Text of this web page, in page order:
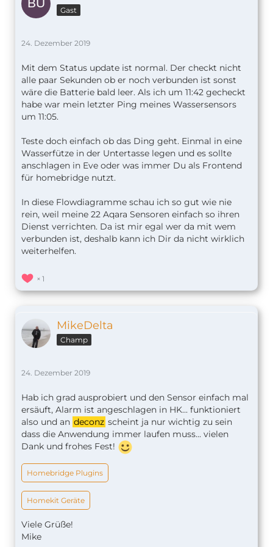
Gast
24. Dezember 2019
Mit dem Status update ist normal. Der checkt nicht
alle paar Sekunden ob er noch verbunden ist sonst
wäre die Batterie bald leer. Als ich um 11:42 gecheckt
habe war mein letzter Ping meines Wassersensors
um 11:05.
Teste doch einfach ob das Ding geht. Einmal in eine
Wasserfütze in der Untertasse legen und es sollte
anschlagen in Eve oder was immer Du als Frontend
für homebridge nutzt.
In diese Flowdiagramme schau ich so gut wie nie
rein, weil meine 22 Aqara Sensoren einfach so ihren
Dienst verrichten. Da ist mir egal wer da mit wem
verbunden ist, deshalb kann ich Dir da nicht wirklich
weiterhelfen.
1
MikeDelta
Champ
24. Dezember 2019
Hab ich grad ausprobiert und den Sensor einfach mal
ersäuft, Alarm ist angeschlagen in HK... funktioniert
also und an deconz scheint ja nur wichtig zu sein
dass die Anwendung immer laufen muss... vielen
Dank und frohes Fest!
Homebridge Plugins
Homekit Geräte
Viele Grüße!
Mike